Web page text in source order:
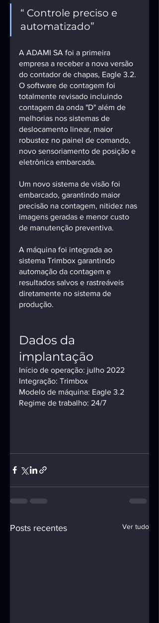
“ Controle preciso e
automatizado”
A ADAMI SA foi a primeira
empresa a receber a nova versão
do contador de chapas, Eagle 3.2.
O software de contagem foi
totalmente revisado incluindo
contagem da onda "D" além de
melhorias nos sistemas de
deslocamento linear, maior
robustez no painel de comando,
novo sensoriamento de posição e
eletrônica embarcada.
Um novo sistema de visão foi
embarcado, garantindo maior
precisão na contagem, nitidez nas
imagens geradas e menor custo
de manutenção preventiva.
A máquina foi integrada ao
sistema Trimbox garantindo
automação da contagem e
resultados salvos e rastreáveis
diretamente no sistema de
produção.
Dados da
implantação
Início de operação: julho 2022
Integração: Trimbox
Modelo de máquina: Eagle 3.2
Regime de trabalho: 24/7
Posts recentes Ver tudo